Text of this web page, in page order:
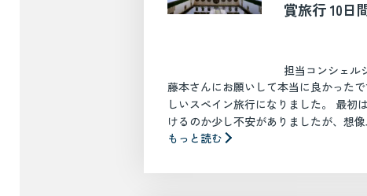
賞旅行 10日
担当コンシェ
藤本さんにお願いして本当に良かった
しいスペイン旅行になりました。 最初
けるのか少し不安がありましたが、想像
もっと読む